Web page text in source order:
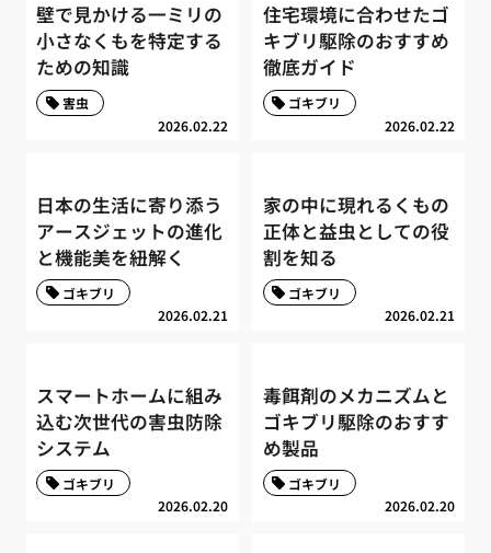
壁で見かける一ミリの
小さなくもを特定する
ための知識
2026.02.22
害虫
住宅環境に合わせたゴ
キブリ駆除のおすすめ
徹底ガイド
2026.02.22
ゴキブリ
日本の生活に寄り添う
アースジェットの進化
と機能美を紐解く
2026.02.21
ゴキブリ
家の中に現れるくもの
正体と益虫としての役
割を知る
2026.02.21
ゴキブリ
スマートホームに組み
込む次世代の害虫防除
システム
2026.02.20
ゴキブリ
毒餌剤のメカニズムと
ゴキブリ駆除のおすす
め製品
2026.02.20
ゴキブリ